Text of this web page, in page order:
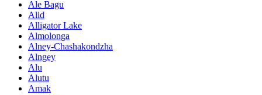
Ale Bagu
Alid
Alligator Lake
Almolonga
Alney-Chashakondzha
Alngey
Alu
Alutu
Amak